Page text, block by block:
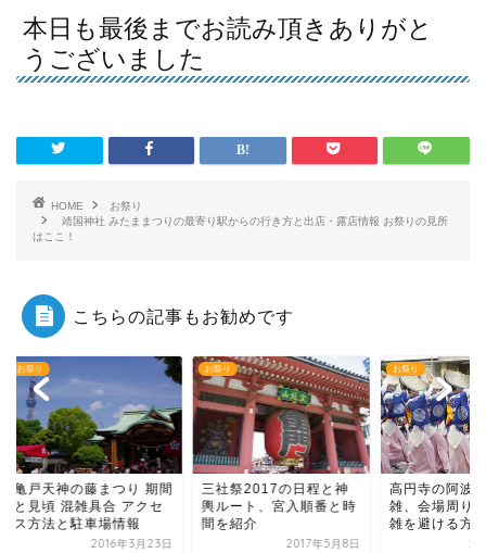
本日も最後までお読み頂きありがと
うございました
HOME
お祭り
靖国神社 みたままつりの最寄り駅からの行き方と出店・露店情報 お祭りの見所
はここ！
こちらの記事もお勧めです
天神の藤まつり 期間
頃 混雑具合 アクセ
法と駐車場情報
2016年3月23日
お祭り
三社祭2017の日程と神
輿ルート、宮入順番と時
間を紹介
2017年5月8日
お祭り
高円寺の阿波踊りの
雑、会場周りと帰り
雑を避ける方法
2016年8